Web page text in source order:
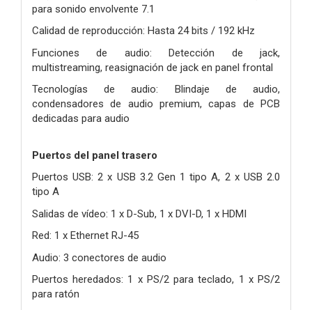
para sonido envolvente 7.1
Calidad de reproducción: Hasta 24 bits / 192 kHz
Funciones de audio: Detección de jack,
multistreaming, reasignación de jack en panel frontal
Tecnologías de audio: Blindaje de audio,
condensadores de audio premium, capas de PCB
dedicadas para audio
Puertos del panel trasero
Puertos USB: 2 x USB 3.2 Gen 1 tipo A, 2 x USB 2.0
tipo A
Salidas de vídeo: 1 x D-Sub, 1 x DVI-D, 1 x HDMI
Red: 1 x Ethernet RJ-45
Audio: 3 conectores de audio
Puertos heredados: 1 x PS/2 para teclado, 1 x PS/2
para ratón